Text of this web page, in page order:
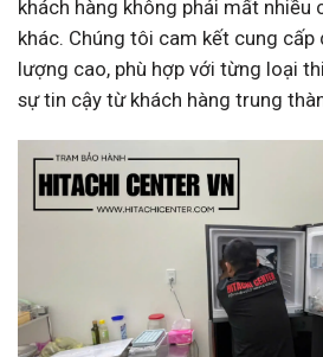
khách hàng không phải mất
khác. Chúng tôi cam kết cung
lượng cao, phù hợp với từng loại
sự tin cậy từ khách hàng trung